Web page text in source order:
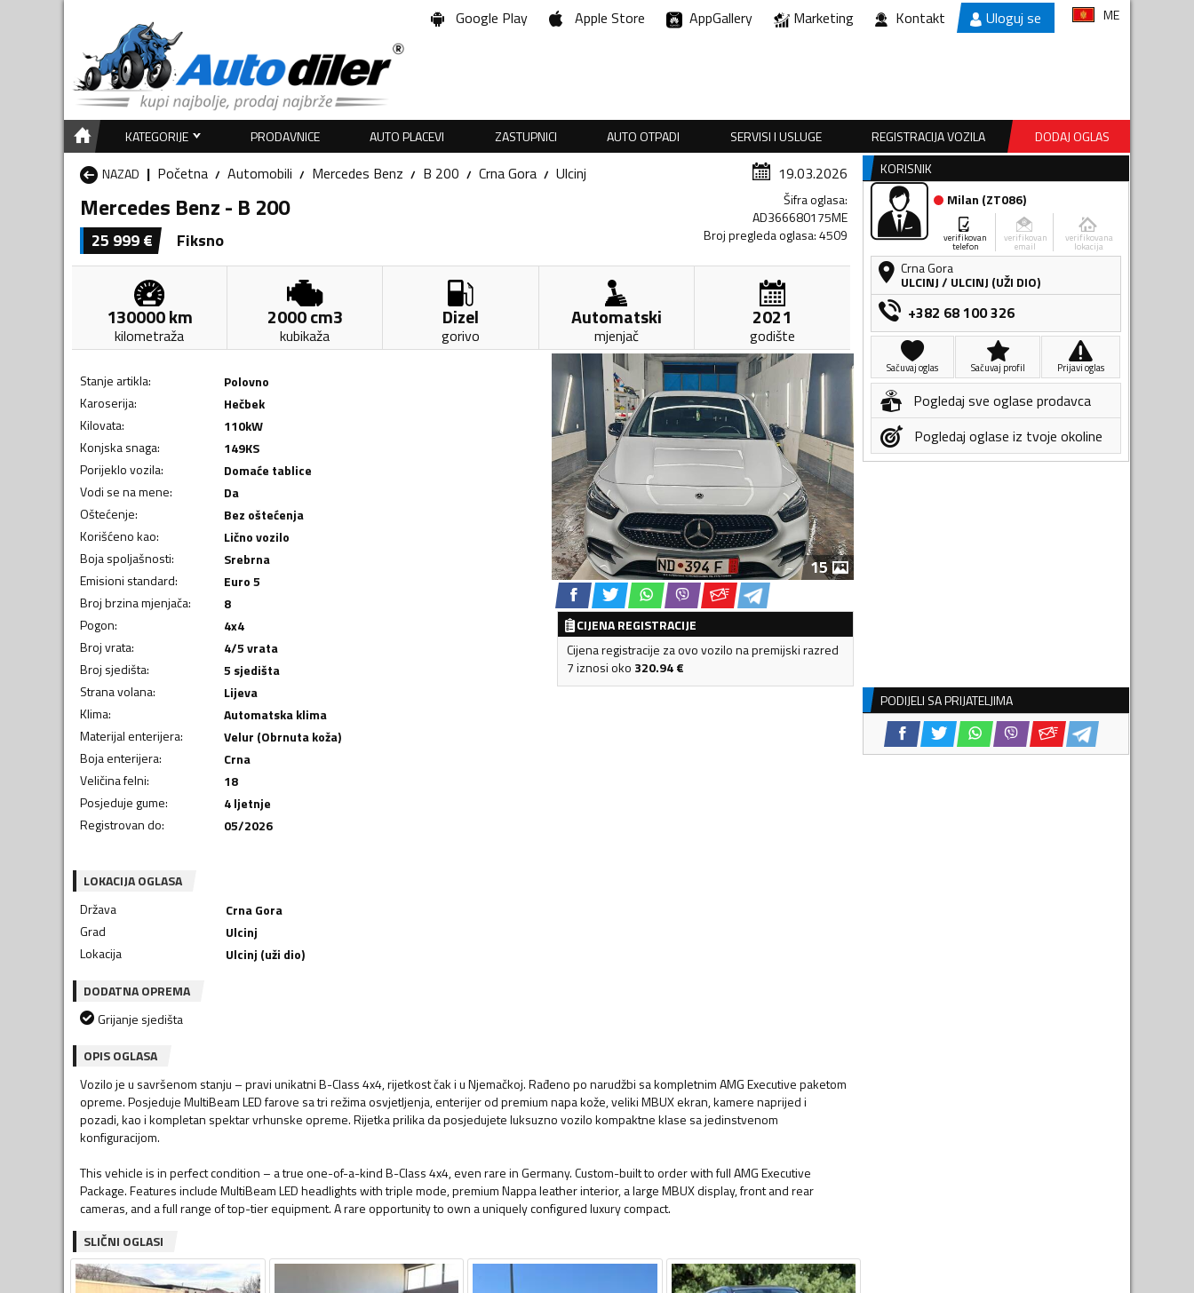
Google Play Apple Store AppGallery Marketing Kontakt Uloguj se ME
KATEGORIJE PRODAVNICE AUTO PLACEVI ZASTUPNICI AUTO OTPADI SERVISI I USLUGE REGISTRACIJA VOZILA
DODAJ OGLAS
NAZAD
Početna Automobili Mercedes Benz B 200 Crna Gora Ulcinj 19.03.2026
Mercedes Benz - B 200
25 999€ Fiksno
Šifra oglasa:
AD366680175ME
Broj pregleda oglasa:4509
130000km
kilometraža
2000cm3
kubikaža
Dizel
gorivo
Automatski
mjenjač
2021
godište
Stanje artikla:
Polovno
Karoserija:
Hečbek
Kilovata: 110kW
Konjska snaga: 149KS
Porijeklo vozila:
Domaće tablice
Vodi se na mene:
Da
Oštećenje:
Bez oštećenja
Korišćeno kao:
Lično vozilo
Boja spoljašnosti:
Srebrna
Emisioni standard:
Euro 5
Broj brzina mjenjača:
8
Pogon:
4x4
Broj vrata:
4/5 vrata
Broj sjedišta:
5 sjedišta
Strana volana:
Lijeva
Klima:
Automatska klima
Materijal enterijera:
Velur (Obrnuta koža)
Boja enterijera:
Crna
Veličina felni:
18
Posjeduje gume:
4 ljetnje
Registrovan do: 05/2026
15
CIJENA REGISTRACIJE
Cijena registracije za ovo vozilo na premijski razred
7 iznosi oko 320.94€
LOKACIJA OGLASA
Država
Crna Gora
Grad
Ulcinj
Lokacija
Ulcinj (uži dio)
DODATNA OPREMA
Grijanje sjedišta
OPIS OGLASA
Vozilo je u savršenom stanju – pravi unikatni B-Class 4x4, rijetkost čak i u Njemačkoj. Rađeno po narudžbi sa kompletnim AMG Executive paketom
opreme. Posjeduje MultiBeam LED farove sa tri režima osvjetljenja, enterijer od premium napa kože, veliki MBUX ekran, kamere naprijed i
pozadi, kao i kompletan spektar vrhunske opreme. Rijetka prilika da posjedujete luksuzno vozilo kompaktne klase sa jedinstvenom
konfiguracijom.
This vehicle is in perfect condition – a true one-of-a-kind B-Class 4x4, even rare in Germany. Custom-built to order with full AMG Executive
Package. Features include MultiBeam LED headlights with triple mode, premium Nappa leather interior, a large MBUX display, front and rear
cameras, and a full range of top-tier equipment. A rare opportunity to own a uniquely configured luxury compact.
SLIČNI OGLASI
KORISNIK
Milan (ZT086)
verifikovan
telefon
verifikovan
email
verifikovana
lokacija
Crna Gora
ULCINJ/ ULCINJ (UŽI DIO)
+382 68 100 326
Sačuvaj oglas Sačuvaj profil Prijavi oglas
Pogledaj sve oglase prodavca
Pogledaj oglase iz tvoje okoline
PODIJELI SA PRIJATELJIMA